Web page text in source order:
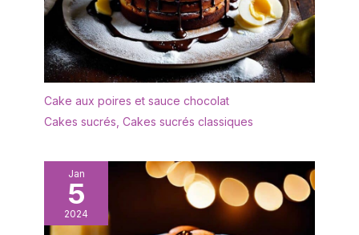
fascinante. Parfait donne
à votre table non
seulement un accroche-
regard absolu, mais aussi
une atmosphère
cadeau impressionnante
: en tant que cadeau
service de vaisselle est
idéal pour votre maison,
bureau, bar, etc. Le
service combiné Bonita
est parfait pour tous les
Cake aux poires et sauce chocolat
Cakes sucrés Cakes sucrés classiques
Jan
5
2024